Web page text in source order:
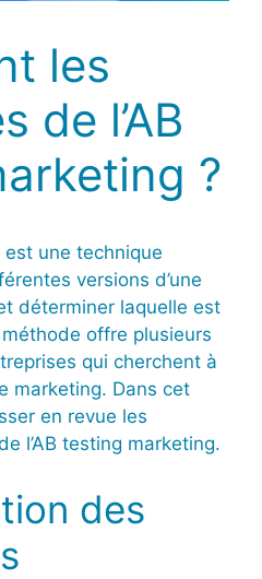
les
de l’AB
?
est une technique
versions d’une
déterminer laquelle est
offre plusieurs
qui cherchent à
marketing. Dans cet
en revue les
l’AB testing marketing.
des